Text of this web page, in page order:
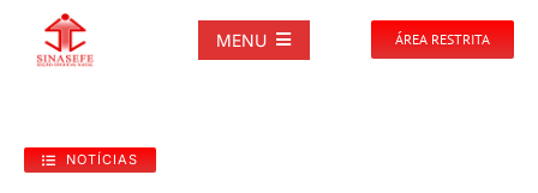
MENU
NOTÍCIAS
ÁREA RESTRITA
NOTÍCIAS